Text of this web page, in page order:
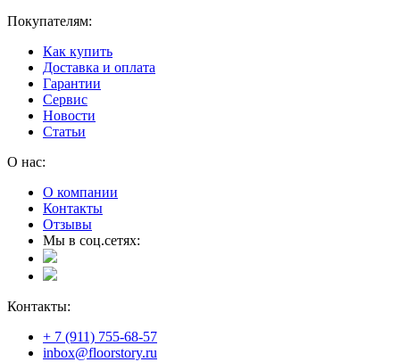
Покупателям:
Как купить
Доставка и оплата
Гарантии
Сервис
Новости
Статьи
О нас:
О компании
Контакты
Отзывы
Мы в соц.сетях:
Контакты:
+ 7 (911) 755-68-57
inbox@floorstory.ru